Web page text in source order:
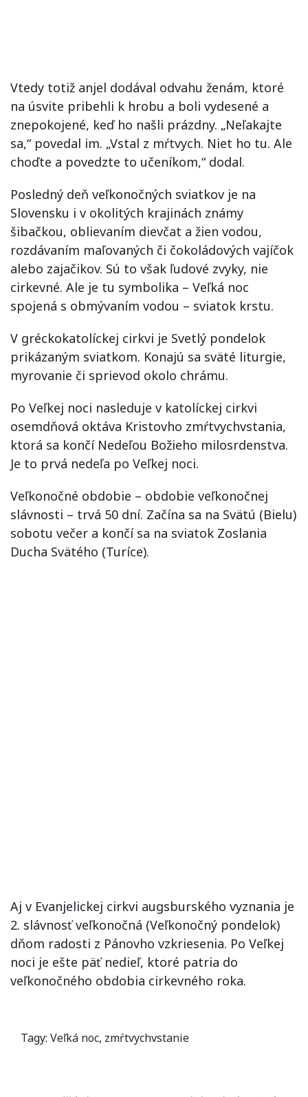
Vtedy totiž anjel dodával odvahu ženám, ktoré
na úsvite pribehli k hrobu a boli vydesené a
znepokojené, keď ho našli prázdny. „Neľakajte
sa,“ povedal im. „Vstal z mŕtvych. Niet ho tu. Ale
choďte a povedzte to učeníkom,“ dodal.
Posledný deň veľkonočných sviatkov je na
Slovensku i v okolitých krajinách známy
šibačkou, oblievaním dievčat a žien vodou,
rozdávaním maľovaných či čokoládových vajíčok
alebo zajačikov. Sú to však ľudové zvyky, nie
cirkevné. Ale je tu symbolika – Veľká noc
spojená s obmývaním vodou – sviatok krstu.
V gréckokatolíckej cirkvi je Svetlý pondelok
prikázaným sviatkom. Konajú sa sväté liturgie,
myrovanie či sprievod okolo chrámu.
Po Veľkej noci nasleduje v katolíckej cirkvi
osemdňová oktáva Kristovho zmŕtvychvstania,
ktorá sa končí Nedeľou Božieho milosrdenstva.
Je to prvá nedeľa po Veľkej noci.
Veľkonočné obdobie – obdobie veľkonočnej
slávnosti – trvá 50 dní. Začína sa na Svätú (Bielu)
sobotu večer a končí sa na sviatok Zoslania
Ducha Svätého (Turíce).
Aj v Evanjelickej cirkvi augsburského vyznania je
2. slávnosť veľkonočná (Veľkonočný pondelok)
dňom radosti z Pánovho vzkriesenia. Po Veľkej
noci je ešte päť nedieľ, ktoré patria do
veľkonočného obdobia cirkevného roka.
Tagy: Veľká noc, zmŕtvychvstanie